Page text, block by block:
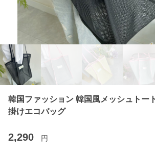
韓国ファッション 韓国風メッシュトー
掛けエコバッグ
2,290 円